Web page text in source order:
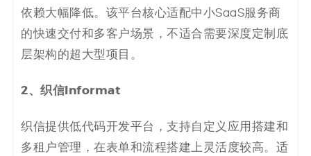
依赖大幅降低。该平台核心适配中小SaaS服务商
的快速交付和多客户场景，不适合需要深度定制底
层架构的超大型项目。
2、 织信Informat
织信提供低代码开发平台，支持自定义应用搭建和
多租户管理，在表单和流程搭建上灵活度较高。适